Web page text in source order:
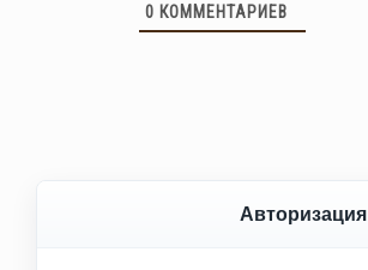
0 КОММЕНТАРИЕВ
Авторизация